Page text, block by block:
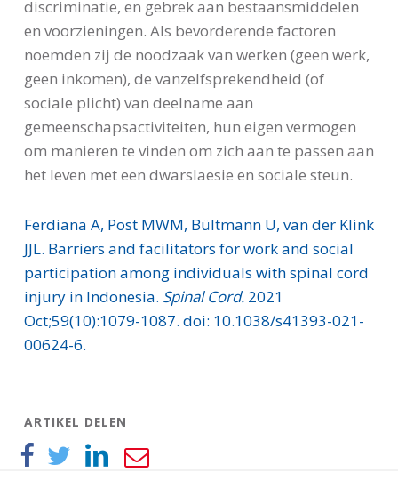
discriminatie, en gebrek aan bestaansmiddelen
en voorzieningen. Als bevorderende factoren
noemden zij de noodzaak van werken (geen werk,
geen inkomen), de vanzelfsprekendheid (of
sociale plicht) van deelname aan
gemeenschapsactiviteiten, hun eigen vermogen
om manieren te vinden om zich aan te passen aan
het leven met een dwarslaesie en sociale steun.
Ferdiana A, Post MWM, Bültmann U, van der Klink
JJL. Barriers and facilitators for work and social
participation among individuals with spinal cord
injury in Indonesia. Spinal Cord.2021
Oct;59(10):1079-1087. doi: 10.1038/s41393-021-
00624-6.
ARTIKEL DELEN